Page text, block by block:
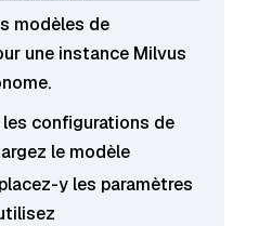
modèles de
une instance Milvus
configurations de
le modèle
placez-y les paramètres